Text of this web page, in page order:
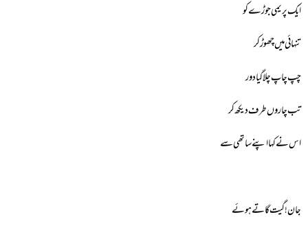
ایک پریمی جوڑے کو
تنہائی میں چھوڑ کر
چپ چاپ چلا گیا دور
تب چاروں طرف دیکھ کر
اس نے کہا اپنے ساتھی سے
جان! گیت گاتے ہوئے